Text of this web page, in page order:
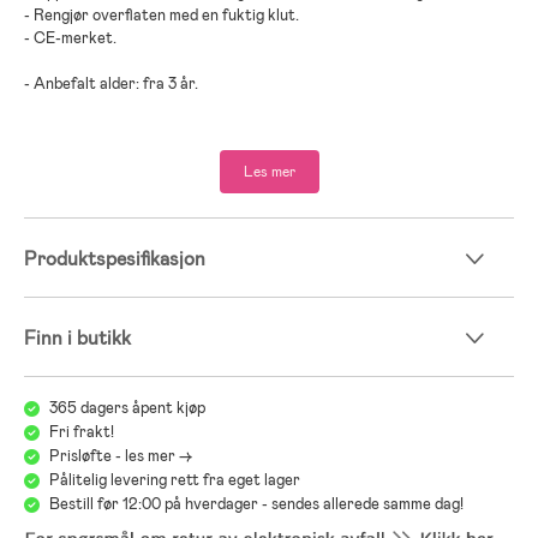
- Rengjør overflaten med en fuktig klut.
- CE-merket.
- Anbefalt alder: fra 3 år.
Les mer
Produktspesifikasjon
Finn i butikk
365 dagers åpent kjøp
Fri frakt!
Prisløfte - les mer ->
Pålitelig levering rett fra eget lager
Bestill før 12:00 på hverdager - sendes allerede samme dag!